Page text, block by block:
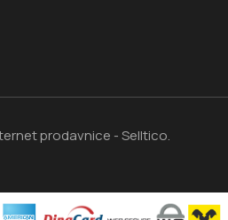
prodavnice - Selltico.